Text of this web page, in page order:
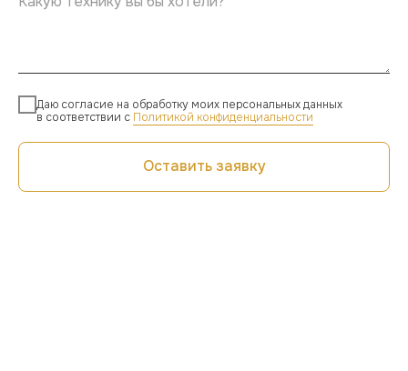
Даю согласие на обработку моих персональных данных
в соответствии с Политикой конфиденциальности
Оставить заявку